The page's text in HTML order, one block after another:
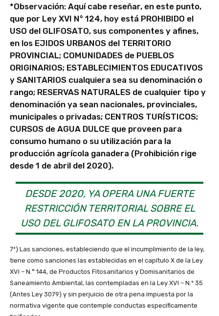
*Observación: Aquí cabe reseñar, en este punto,
que por Ley XVI N° 124, hoy está PROHIBIDO el
USO del GLIFOSATO, sus componentes y afines,
en los EJIDOS URBANOS del TERRITORIO
PROVINCIAL; COMUNIDADES de PUEBLOS
ORIGINARIOS; ESTABLECIMIENTOS EDUCATIVOS
y SANITARIOS cualquiera sea su denominación o
rango; RESERVAS NATURALES de cualquier tipo y
denominación ya sean nacionales, provinciales,
municipales o privadas; CENTROS TURÍSTICOS;
CURSOS de AGUA DULCE que proveen para
consumo humano o su utilización para la
producción agrícola ganadera (Prohibición rige
desde 1 de abril del 2020).
DESDE 2020, YA OPERA UNA FUERTE
RESTRICCIÓN TERRITORIAL SOBRE EL
USO DEL GLIFOSATO EN LA PROVINCIA.
7º) Las sanciones, estableciendo que el incumplimiento de la ley,
tiene como sanciones las establecidas en el capítulo X de la Ley
XVI – N.° 144, de Productos Fitosanitarios y Domisanitarios de
Saneamiento Ambiental, las contempladas en la Ley XVI – N.º 35
(Antes Ley 3079) y sin perjuicio de otra pena impuesta por la
normativa vigente que contemple conductas específicamente